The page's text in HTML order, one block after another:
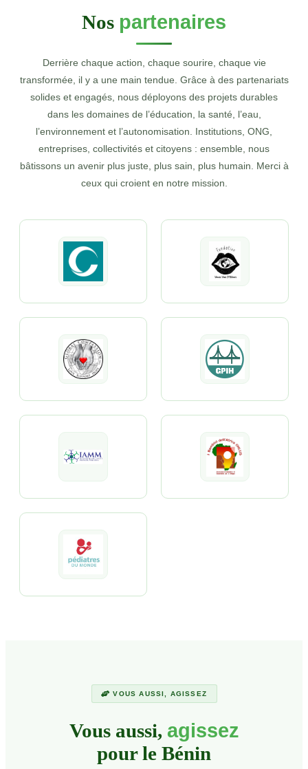
Nos partenaires
Derrière chaque action, chaque sourire, chaque vie
transformée, il y a une main tendue. Grâce à des partenariats
solides et engagés, nous déployons des projets durables
dans les domaines de l’éducation, la santé, l’eau,
l’environnement et l’autonomisation. Institutions, ONG,
entreprises, collectivités et citoyens : ensemble, nous
bâtissons un avenir plus juste, plus sain, plus humain. Merci à
ceux qui croient en notre mission.
VOUS AUSSI, AGISSEZ
Vous aussi, agissez
pour le Bénin